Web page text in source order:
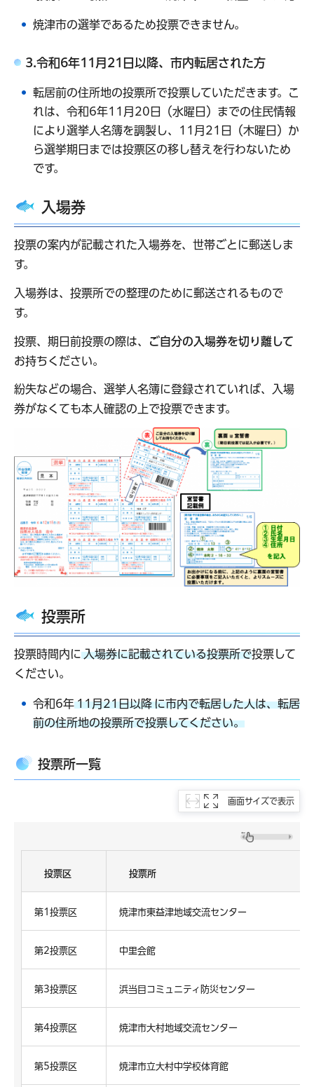
焼津市の選挙であるため投票できません。
3.令和6年11月21日以降、市内転居された方
転居前の住所地の投票所で投票していただきます。こ
れは、令和6年11月20日（水曜日）までの住民情報
により選挙人名簿を調製し、11月21日（木曜日）か
ら選挙期日までは投票区の移し替えを行わないため
です。
入場券
投票の案内が記載された入場券を、世帯ごとに郵送しま
す。
入場券は、投票所での整理のために郵送されるもので
す。
投票、期日前投票の際は、
ご自分の入場券を切り離して
お持ちください。
紛失などの場合、選挙人名簿に登録されていれば、入場
券がなくても本人確認の上で投票できます。
投票所
投票時間内に 入場券に記載されている投票所で投票して
ください。
令和6年11月21日以降に市内で転居した人は、転居
前の住所地の投票所で投票してください。
投票所一覧
画面サイズで表示
投票区 投票所
第1投票区 焼津市東益津地域交流センター
第2投票区 中里会館
第3投票区 浜当目コミュニティ防災センター
第4投票区 焼津市大村地域交流センター
第5投票区 焼津市立大村中学校体育館